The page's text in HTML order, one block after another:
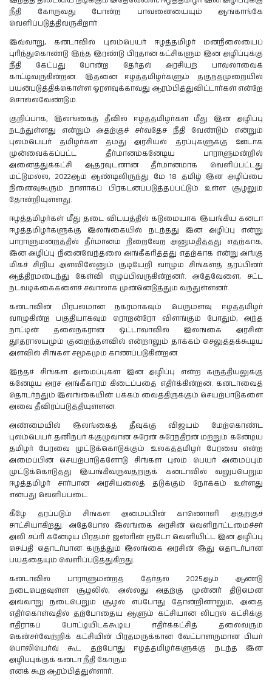
நீதி கோருவது போன்ற பாவனையையும் ஆங்காங்கே
வெளிப்படுத்திவருகிறார்.
இவ்வாறு, கனடாவில் புலம்பெயர் ஈழத்தமிழர் மனநிலையைப்
புரிந்துகொண்டு இந்த இரண்டு பிரதான கட்சிகளும் இன அழிப்புக்கு
நீதி கேட்பது போன்ற தேர்தல் அரசியற் பாவலாவைக்
காட்டிவருகின்றன. இதனை ஈழத்தமிழர்களும் தகுந்தமுறையில்
பயன்படுத்திக்கொள்ள ஓரளவுக்காவது ஆரம்பித்துவிட்டார்கள் என்றே
சொல்லவேண்டும்.
குறிப்பாக, இலங்கைத் தீவில் ஈழத்தமிழர்கள் மீது இன அழிப்பு
நடந்துள்ளது என்றும் அதற்குச் சர்வதேச நீதி வேண்டும் என்றும்
புலம்பெயர் தமிழர்கள் தமது அரசியல் தரப்புகளுக்கு ஊடாக
முன்வைக்கப்பட்ட தீர்மானம்கனேடிய பாராளுமன்றில்
அனைத்துக்கட்சி ஆதரவுடனான தீர்மானமாக வெளிப்பட்டது
மட்டுமல்ல, 2022ஆம் ஆண்டிலிருந்து மே 18 தமிழ் இன அழிப்பை
நினைவுகூரும் நாளாகப் பிரகடனப்படுத்தப்பட்டும் உள்ள சூழலும்
தோன்றியுள்ளது.
ஈழத்தமிழர்கள் மீது தடை விடயத்தில் கடுமையாக இயங்கிய கனடா
ஈழத்தமிழர்களுக்கு இலங்கையில் நடந்தது இன அழிப்பு என்று
பாராளுமன்றத்தில் தீர்மானம் நிறைவேற அனுமதித்தது எதற்காக,
இன அழிப்பு நினைவேந்தலை அங்கீகரித்தது எதற்காக என்று அங்கு
மிகச் சிறிய அளவிலேனும் குடியேறி வாழும் சிங்களத் தரப்பினர்
ஆத்திரமடைந்து கேள்வி எழுப்பிவருகின்றனர். அதேவேளை, சட்ட
நடவடிக்கைகளைச் சவாலாக முன்னெடுத்தும் வந்துள்ளனர்.
கனடாவின் பிரபலமான நகரமாகவும் பெருமளவு ஈழத்தமிழர்
வாழுகின்ற பகுதியாகவும் ரொறன்ரோ விளங்கும் போதும், அந்த
நாட்டின் தலைநகரான ஒட்டாவாவில் இலங்கை அரசின்
தூதராலயமும் குறைந்தளவில் என்றாலும் தாக்கம் செலுத்தக்கூடிய
அளவில் சிங்கள சமூகமும் காணப்படுகின்றன.
இந்தச் சிங்கள அமைப்புகள் இன அழிப்பு என்ற கருத்தியலுக்கு
கனேடிய அரச அங்கீகாரம் கிடைப்பதை எதிர்க்கின்றன. கனடாவைத்
தொடர்ந்தும் இலங்கையின் பக்கம் வைத்திருக்கும் செயற்பாடுகளை
அவை தீவிரப்படுத்தியுள்ளன.
அண்மையில் இலங்கைத் தீவுக்கு விஜயம் மேற்கொண்ட
புலம்பெயர் தனிநபர் க்குழுவான சுரேன் சுரேந்திரன் மற்றும் கனேடிய
தமிழர் பேரவை முட்டுக்கொடுக்கும் உலகத்தமிழர் பேரவை என்ற
அமைப்பின் செயற்பாடுகளோடு சிங்கள புலம் பெயர் அமைப்பும்
முட்டுக்கொடுத்து இயங்கிவருவதற்குக் கனடாவில் வலுப்பெறும்
ஈழத்தமிழர் சார்பான அரசியலைத் தடுக்கும் நோக்கம் உள்ளது
என்பது வெளிப்படை.
கீழே தரப்படும் சிங்கள அமைப்பின் காணொளி அதற்குச்
சாட்சியாகிறது. அதேபோல இலங்கை அரசின் வெளிநாட்டமைச்சர்
அலி சப்ரி கனேடிய பிரதமர் ஜஸ்ரின் ரூடோ வெளியிட்ட இன அழிப்பு
செய்தி தொடர்பான கருத்தும் இலங்கை அரசின் இது தொடர்பான
பயத்தையும் வெளிப்படுத்துகிறது.
கனடாவில் பாராளுமன்றத் தேர்தல் 2025ஆம் ஆண்டு
நடைபெறவுள்ள சூழலில், அல்லது அதற்கு முன்னர் திடுமென
அவ்வாறு நடைபெறும் சூழல் எப்போது தோன்றினாலும், அதை
எதிர்கொள்வதில் தற்போதைய ஆளும் கட்சியான லிபரல் கட்சிக்கு
எதிராகப் போட்டியிடக்கூடிய எதிர்க்கட்சித் தலைவரும்
கென்சர்வேற்றிக் கட்சியின் பிரதமருக்கான வேட்பாளருமான பியர்
பொலியெர்வ் கூட தற்போது ஈழத்தமிழர்களுக்கு நடந்த இன
அழிப்புக்குக் கனடா நீதி கோரும்
எனக் கூற ஆரம்பித்துள்ளார்.